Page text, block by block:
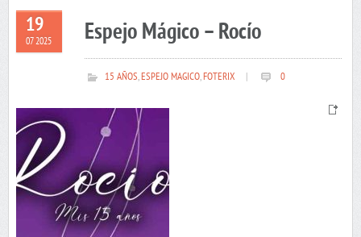
19
07 2025 Espejo Mágico – Rocío
15 AÑOS,ESPEJO MAGICO,FOTERIX 0